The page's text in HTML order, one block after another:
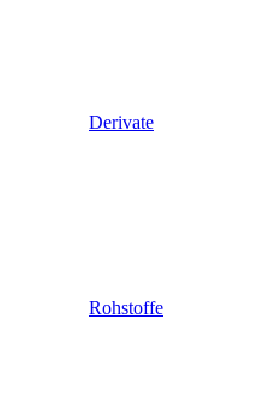
Derivate
Rohstoffe